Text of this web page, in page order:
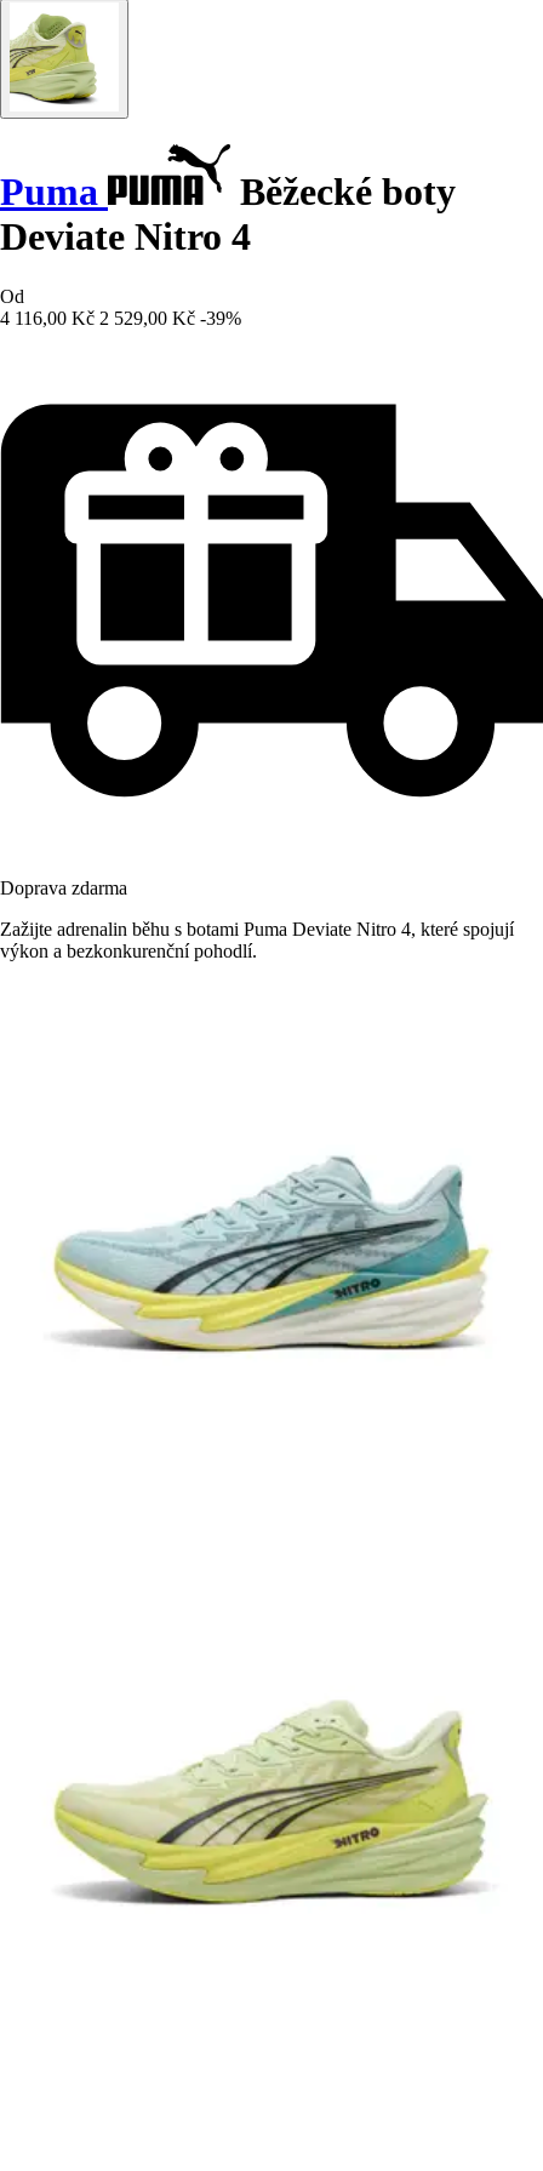
Puma
Běžecké boty
Deviate Nitro 4
Od
4 116,00 Kč 2 529,00 Kč -39%
Doprava zdarma
Zažijte adrenalin běhu s botami Puma Deviate Nitro 4, které spojují
výkon a bezkonkurenční pohodlí.